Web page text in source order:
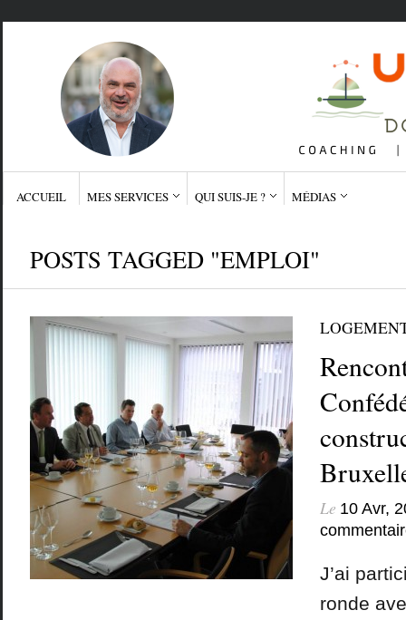
ACCUEIL MES SERVICES QUI SUIS-JE ? MÉDIAS
POSTS TAGGED "EMPLOI"
Le 10 Avr,
J’ai
ronde